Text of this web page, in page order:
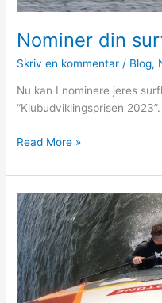
Nominer din
Skriv en kommentar / Blog,
Nu kan I nominere jeres
“Klubudviklingsprisen
Nominer
surfklub
Read More »